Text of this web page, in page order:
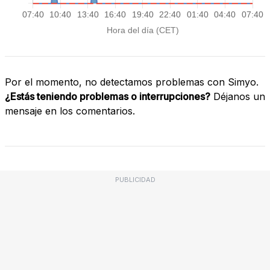
Por el momento, no detectamos problemas con Simyo.
¿Estás teniendo problemas o interrupciones? Déjanos un
mensaje en los comentarios.
PUBLICIDAD